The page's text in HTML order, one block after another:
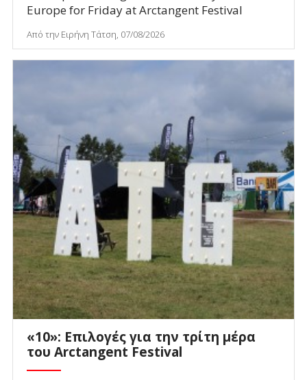
Europe for Friday at Arctangent Festival
Από την Ειρήνη Τάτση, 07/08/2026
«10»: Επιλογές για την τρίτη μέρα
του Arctangent Festival